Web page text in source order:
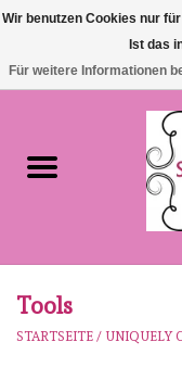
NEU!!!
Tools
STARTSEITE / UNIQUELY
Wir benutzen Cookies nur
Ist das
Für weitere Informationen